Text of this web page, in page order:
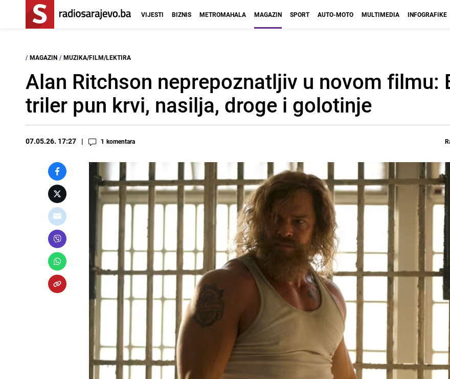
VIJESTI BIZNIS METROMAHALA MAGAZIN SPORT AUTO-MOTO MULTIMEDIA INFOGRAFIKE
/ MAGAZIN / MUZIKA/FILM/LEKTIRA
Alan Ritchson neprepoznatljiv u novom filmu:
triler pun krvi, nasilja, droge i golotinje
07.05.26. 17:27 1 komentara